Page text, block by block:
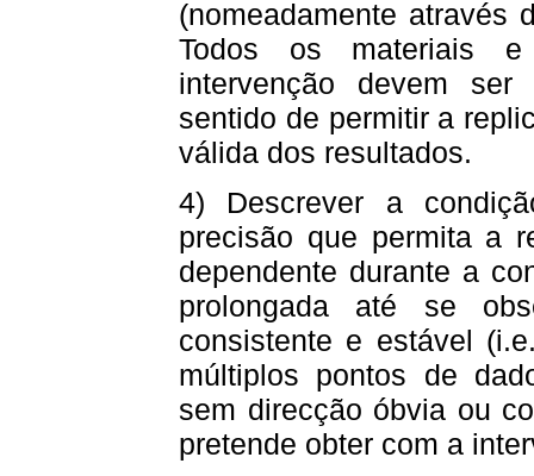
(nomeadamente através
Todos os materiais e
intervenção devem
sentido de permitir a
válida dos resultados.
4) Descrever a
precisão que permita a
dependente durante a
prolongada até se
consistente e estável
múltiplos pontos de
sem direcção óbvia ou
pretende obter com a